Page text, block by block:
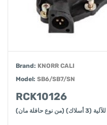
Brand: KNORR CALI
Model: SB6/SB7/SN
RCK10126
نوع حافلة مان)